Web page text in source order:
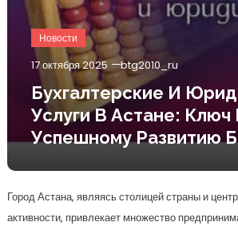
Новости
17 октября 2025 btg2010_ru
Бухгалтерские И
Услуги В Астане: Ключ
Успешному Развитию
Город Астана, являясь столицей страны и
активности, привлекает множество